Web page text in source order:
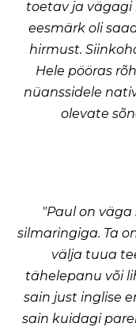
toetav ja vägagi
eesmärk oli
hirmust.
Hele pööras
nüanssidele
olevate
"Paul on
silmaringiga. Ta
välja tuua
tähelepanu või
sain just inglise
sain kuidagi